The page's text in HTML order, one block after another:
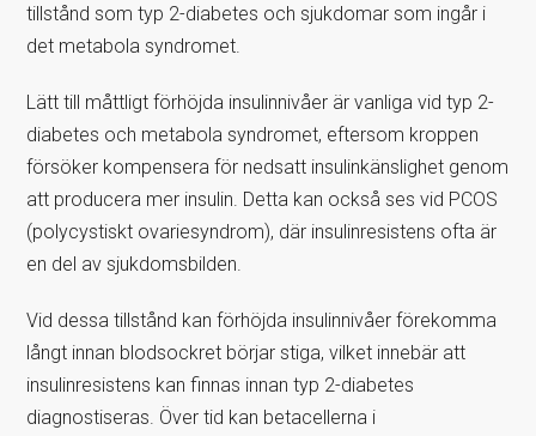
tillstånd som typ 2-diabetes och sjukdomar som ingår i
det metabola syndromet.
Lätt till måttligt förhöjda insulinnivåer är vanliga vid typ 2-
diabetes och metabola syndromet, eftersom kroppen
försöker kompensera för nedsatt insulinkänslighet genom
att producera mer insulin. Detta kan också ses vid PCOS
(polycystiskt ovariesyndrom), där insulinresistens ofta är
en del av sjukdomsbilden.
Vid dessa tillstånd kan förhöjda insulinnivåer förekomma
långt innan blodsockret börjar stiga, vilket innebär att
insulinresistens kan finnas innan typ 2-diabetes
diagnostiseras. Över tid kan betacellerna i